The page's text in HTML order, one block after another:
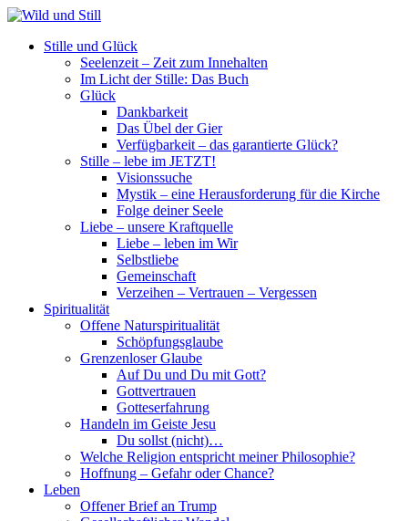
Stille und Glück
Seelenzeit – Zeit zum Innehalten
Im Licht der Stille: Das Buch
Glück
Dankbarkeit
Das Übel der Gier
Verfügbarkeit – das garantierte Glück?
Stille – lebe im JETZT!
Visionssuche
Mystik – eine Herausforderung für die Kirche
Folge deiner Seele
Liebe – unsere Kraftquelle
Liebe – leben im Wir
Selbstliebe
Gemeinschaft
Verzeihen – Vertrauen – Vergessen
Spiritualität
Offene Naturspiritualität
Schöpfungsglaube
Grenzenloser Glaube
Auf Du und Du mit Gott?
Gottvertrauen
Gotteserfahrung
Handeln im Geiste Jesu
Du sollst (nicht)…
Welche Religion entspricht meiner Philosophie?
Hoffnung – Gefahr oder Chance?
Leben
Offener Brief an Trump